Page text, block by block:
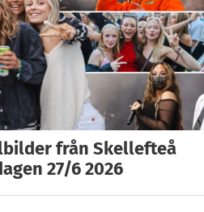
från Skellefteå
27/6 2026